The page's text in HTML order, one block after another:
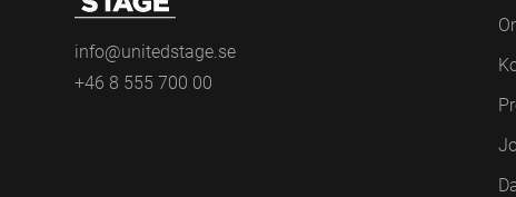
info@unitedstage.se
+46 8 555 700 00